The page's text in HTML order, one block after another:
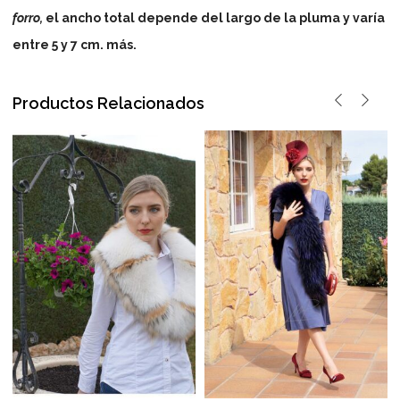
forro, el ancho total depende del largo de la pluma y varía
entre 5 y 7 cm. más.
Productos Relacionados